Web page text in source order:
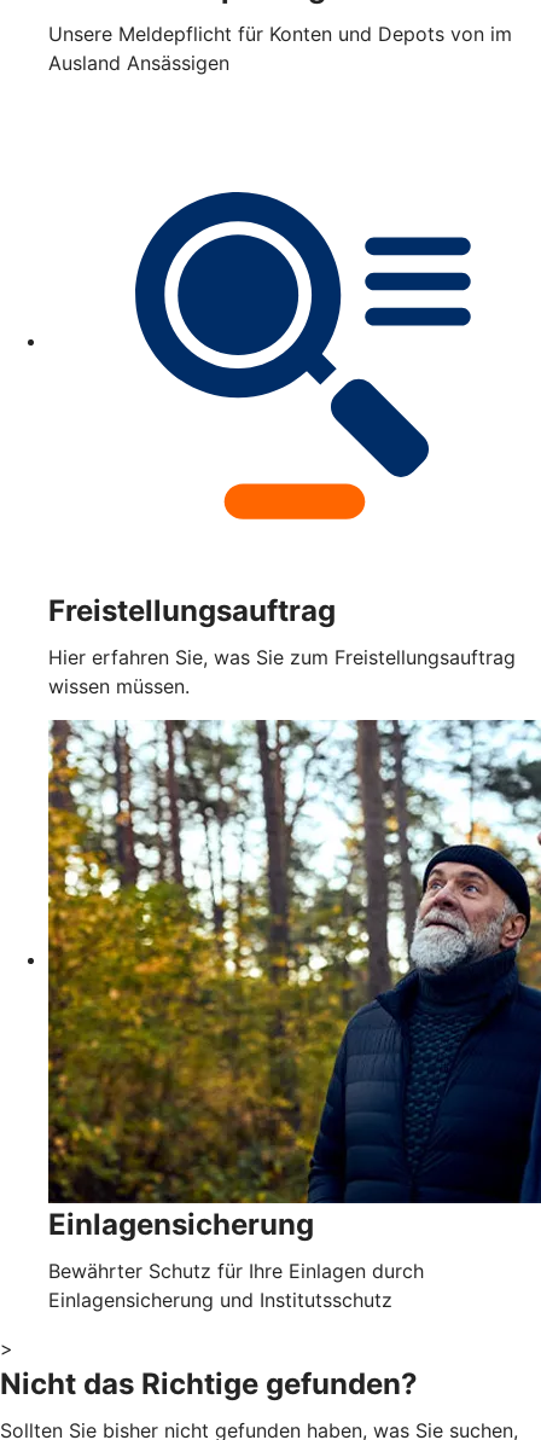
Unsere Meldepflicht für Konten und Depots von im
Ausland Ansässigen
Freistellungsauftrag
Hier erfahren Sie, was Sie zum Freistellungsauftrag
wissen müssen.
Einlagensicherung
Bewährter Schutz für Ihre Einlagen durch
Einlagensicherung und Institutsschutz
>
Nicht das Richtige gefunden?
Sollten Sie bisher nicht gefunden haben, was Sie suchen,